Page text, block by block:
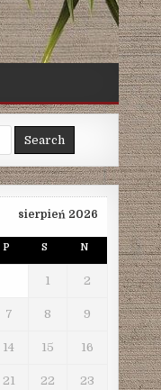
sierpień 2026
P S N
1 2
7 8 9
14 15 16
21 22 23